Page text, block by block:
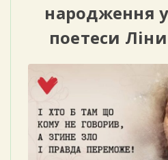
народження
поетеси